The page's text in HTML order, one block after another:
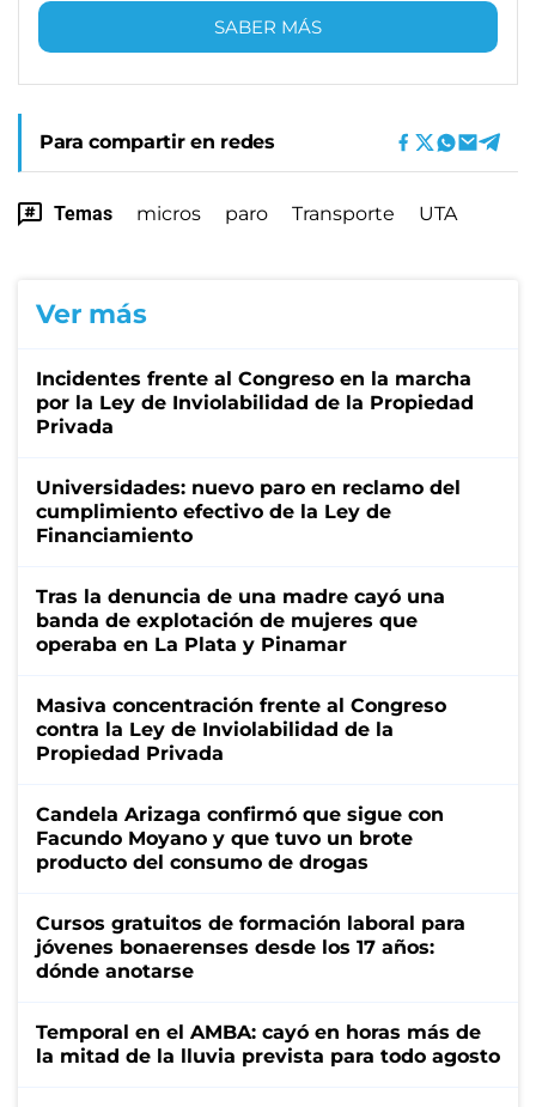
SABER MÁS
Para compartir en redes
Temas micros paro Transporte UTA
Ver más
Incidentes frente al Congreso en la marcha
por la Ley de Inviolabilidad de la Propiedad
Privada
Universidades: nuevo paro en reclamo del
cumplimiento efectivo de la Ley de
Financiamiento
Tras la denuncia de una madre cayó una
banda de explotación de mujeres que
operaba en La Plata y Pinamar
Masiva concentración frente al Congreso
contra la Ley de Inviolabilidad de la
Propiedad Privada
Candela Arizaga confirmó que sigue con
Facundo Moyano y que tuvo un brote
producto del consumo de drogas
Cursos gratuitos de formación laboral para
jóvenes bonaerenses desde los 17 años:
dónde anotarse
Temporal en el AMBA: cayó en horas más de
la mitad de la lluvia prevista para todo agosto